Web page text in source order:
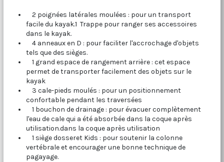
2 poignées latérales moulées : pour un transport
facile du kayak.1 Trappe pour ranger ses accessoires
dans le kayak.
4 anneaux en D : pour faciliter l'accrochage d'objets
tels que des sièges.
1 grand espace de rangement arrière : cet espace
permet de transporter facilement des objets sur le
kayak
3 cale-pieds moulés : pour un positionnement
confortable pendant les traversées
1 bouchon de drainage : pour évacuer complètement
l'eau de cale qui a été absorbée dans la coque après
utilisation.dans la coque après utilisation
1 siège dosseret Kids : pour soutenir la colonne
vertébrale et encourager une bonne technique de
pagayage.